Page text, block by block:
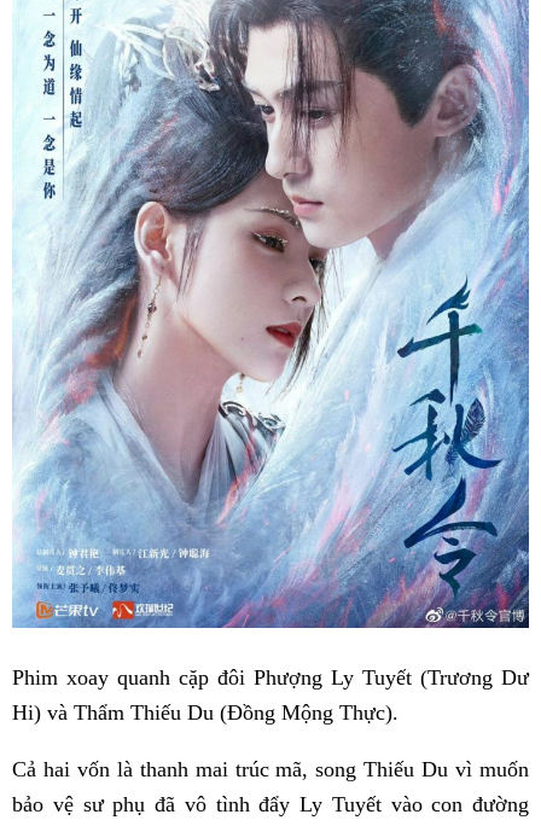
Phim xoay quanh cặp đôi Phượng Ly Tuyết (Trương Dư
Hi) và Thẩm Thiếu Du (Đồng Mộng Thực).
Cả hai vốn là thanh mai trúc mã, song Thiếu Du vì muốn
bảo vệ sư phụ đã vô tình đẩy Ly Tuyết vào con đường